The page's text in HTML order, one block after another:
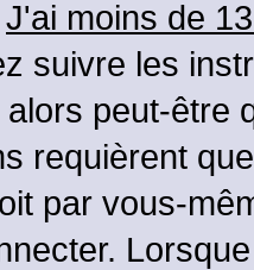
J'ai moins de
suivre les
peut-être
requièrent
par vous-